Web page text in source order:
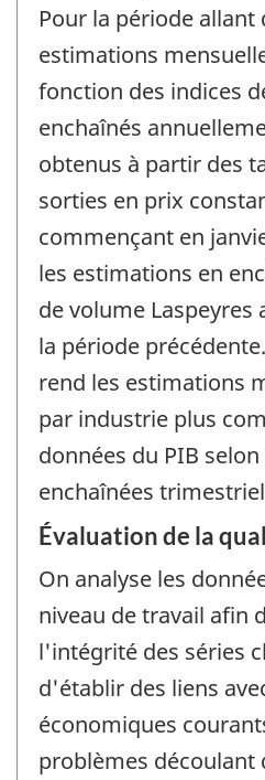
Pour la période allant
estimations
fonction des indices
enchaînés
obtenus à partir des
sorties en prix
commençant en
les estimations en
de volume Laspeyres
la période
rend les estimations
par industrie plus
données du PIB
enchaînées
Évaluation de la
On analyse les
niveau de travail afin
l'intégrité des séries
d'établir des liens
économiques
problèmes découlant